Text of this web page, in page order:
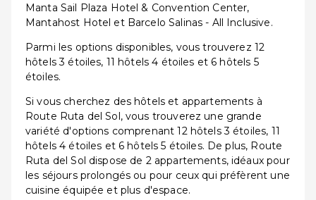
Manta Sail Plaza Hotel & Convention Center,
Mantahost Hotel et Barcelo Salinas - All Inclusive.
Parmi les options disponibles, vous trouverez 12
hôtels 3 étoiles, 11 hôtels 4 étoiles et 6 hôtels 5
étoiles.
Si vous cherchez des hôtels et appartements à
Route Ruta del Sol, vous trouverez une grande
variété d'options comprenant 12 hôtels 3 étoiles, 11
hôtels 4 étoiles et 6 hôtels 5 étoiles. De plus, Route
Ruta del Sol dispose de 2 appartements, idéaux pour
les séjours prolongés ou pour ceux qui préfèrent une
cuisine équipée et plus d'espace.